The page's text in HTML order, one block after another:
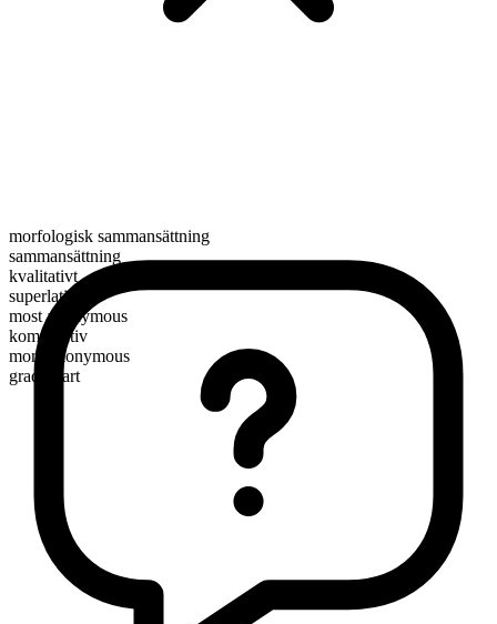
morfologisk sammansättning
sammansättning
kvalitativt
superlativ
most anonymous
komparativ
more anonymous
graderbart